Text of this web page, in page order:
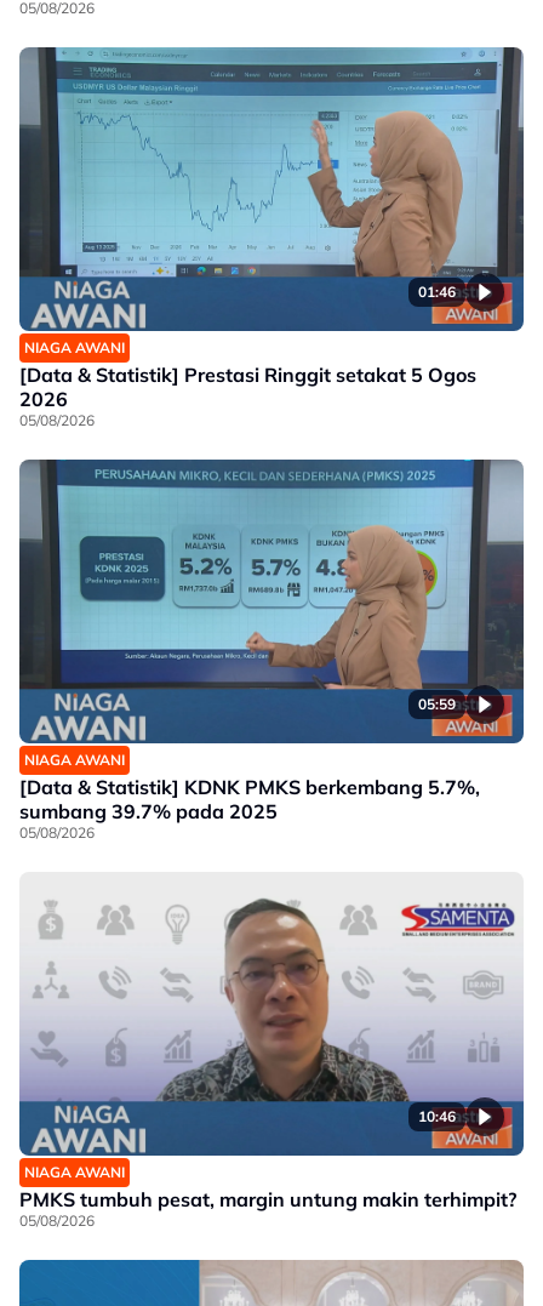
05/08/2026
01:46
NIAGA AWANI
[Data & Statistik] Prestasi Ringgit setakat 5 Ogos
2026
05/08/2026
05:59
NIAGA AWANI
[Data & Statistik] KDNK PMKS berkembang 5.7%,
sumbang 39.7% pada 2025
05/08/2026
10:46
NIAGA AWANI
PMKS tumbuh pesat, margin untung makin terhimpit?
05/08/2026